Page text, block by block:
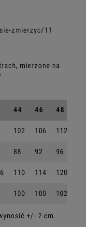
zmierzyc/11
mierzone na
44 46 48
102 106 112
88 92 96
110 114 120
100 100 102
+/- 2 cm.